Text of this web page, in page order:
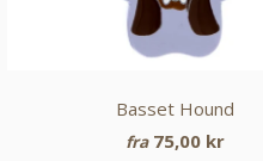
Basset Hound
fra 75,00 kr